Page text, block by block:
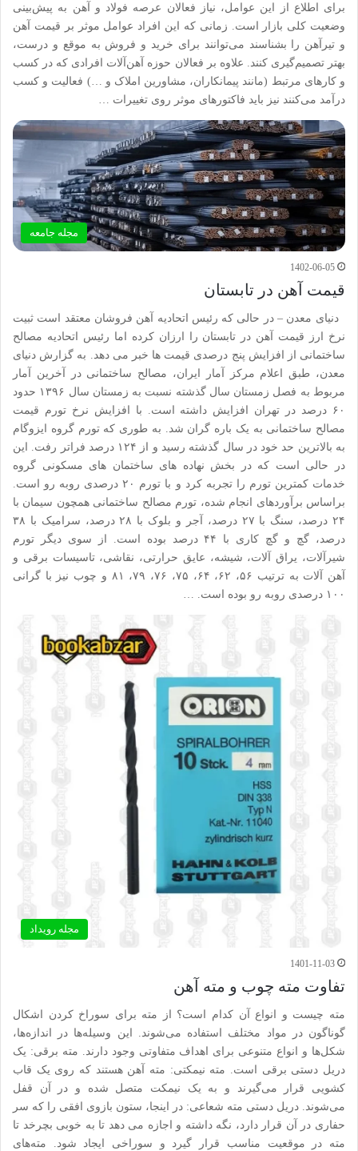
برای اطلاع از این عوامل، نیاز فعالان عرصه فولاد و آهن به پیش‌بینی
وضعیت کلی بازار است. زمانی که این افراد عوامل موثر بر قیمت آهن
و تیرآهن را بشناسند می‌توانند برای خرید و فروش به موقع و درست،
بهتر تصمیم‌گیری کنند. علاوه بر فعالان حوزه آهن‌آلات افرادی که در کسب
و کارهای مرتبط (مانند پیمانکاران، مشاورین املاک و …) فعالیت و کسب
درآمد می‌کنند نیز باید فاکتورهای موثر روی تغییرات …
مجله جامعه
1402-06-05
قیمت آهن در تابستان
دنیای معدن – در حالی که رئیس اتحادیه آهن فروشان معتقد است ثبیت
نرخ ارز قیمت آهن در تابستان را ارزان کرده اما رئیس اتحادیه مصالح
ساختمانی از افزایش پنج درصدی قیمت ها خبر می دهد. به گزارش دنیای
معدن، طبق اعلام مرکز آمار ایران، مصالح ساختمانی در آخرین آمار
مربوط به فصل زمستان سال گذشته نسبت به زمستان سال ۱۳۹۶ حدود
۶۰ درصد در تهران افزایش داشته است. با افزایش نرخ تورم قیمت
مصالح ساختمانی به یک باره گران شد. به طوری که تورم گروه ایزوگام
به بالاترین حد خود در سال گذشته رسید و از ۱۲۴ درصد فراتر رفت. این
در حالی است که در بخش نهاده های ساختمان های مسکونی گروه
خدمات کمترین تورم را تجربه کرد و با تورم ۲۰ درصدی روبه رو است.
براساس برآوردهای انجام شده، تورم مصالح ساختمانی همچون سیمان با
۲۴ درصد، سنگ با ۲۷ درصد، آجر و بلوک با ۲۸ درصد، سرامیک با ۳۸
درصد، گچ و گچ کاری با ۴۴ درصد بوده است. از سوی دیگر تورم
شیرآلات، یراق آلات، شیشه، عایق حرارتی، نقاشی، تاسیسات برقی و
آهن آلات به ترتیب ۵۶، ۶۲، ۶۴، ۷۵، ۷۶، ۷۹، ۸۱ و چوب نیز با گرانی
۱۰۰ درصدی روبه رو بوده است. …
مجله رویداد
1401-11-03
تفاوت مته چوب و مته آهن
مته چیست و انواع آن کدام است؟ از مته برای سوراخ کردن اشکال
گوناگون در مواد مختلف استفاده می‌شوند. این وسیله‌ها در اندازه‌ها،
شکل‌ها و انواع متنوعی برای اهداف متفاوتی وجود دارند. مته برقی: یک
دریل دستی برقی است. مته نیمکتی: مته آهن هستند که روی یک قاب
کشویی قرار می‌گیرند و به یک نیمکت متصل شده و در آن قفل
می‌شوند. دریل دستی مته شعاعی: در اینجا، ستون بازوی افقی را که سر
حفاری در آن قرار دارد، نگه داشته و اجازه می دهد تا به خوبی بچرخد تا
مته در موقعیت مناسب قرار گیرد و سوراخی ایجاد شود. مته‌های